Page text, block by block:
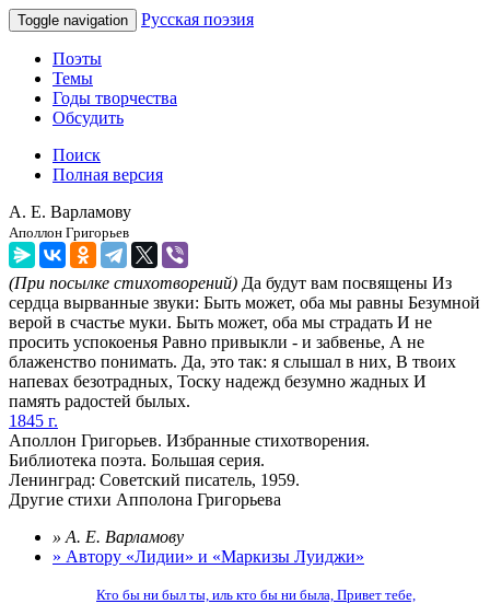
Toggle navigation Русская поэзия
Поэты
Темы
Годы творчества
Обсудить
Поиск
Полная версия
А. Е. Варламову
Аполлон Григорьев
(При посылке стихотворений) Да будут вам посвящены Из
сердца вырванные звуки: Быть может, оба мы равны Безумной
верой в счастье муки. Быть может, оба мы страдать И не
просить успокоенья Равно привыкли - и забвенье, А не
блаженство понимать. Да, это так: я слышал в них, В твоих
напевах безотрадных, Тоску надежд безумно жадных И
память радостей былых.
1845 г.
Аполлон Григорьев. Избранные стихотворения.
Библиотека поэта. Большая серия.
Ленинград: Советский писатель, 1959.
Другие стихи Апполона Григорьева
» А. Е. Варламову
» Автору «Лидии» и «Маркизы Луиджи»
Кто бы ни был ты, иль кто бы ни была, Привет тебе,